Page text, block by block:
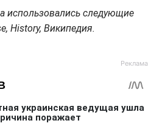
использовались следующие
History, Википедия.